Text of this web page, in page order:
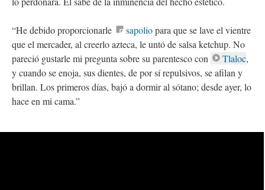
“He debido proporcionarle sapoliopara que se lave el vientre
que el mercader, al creerlo azteca, le untó de salsa ketchup. No
pareció gustarle mi pregunta sobre su parentesco con
Tlaloc,
y cuando se enoja, sus dientes, de por sí repulsivos, se afilan y
brillan. Los primeros días, bajó a dormir al sótano; desde ayer, lo
hace en mi cama.”